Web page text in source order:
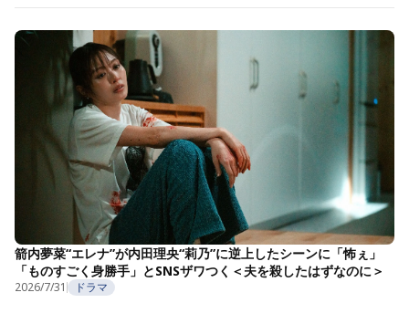
箭内夢菜“エレナ”が内田理央“莉乃”に逆上したシーンに「怖ぇ」
「ものすごく身勝手」とSNSザワつく＜夫を殺したはずなのに＞
2026/7/31 ドラマ